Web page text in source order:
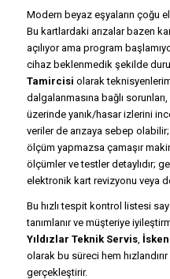
Modern beyaz eşyaların çoğu
Bu kartlardaki arızalar bazen
açılıyor ama program
cihaz beklenmedik şekilde
Tamircisi olarak
dalgalanmasına bağlı
üzerinde yanık/hasar izlerini
veriler de arızaya sebep
ölçüm yapmazsa çamaşır
ölçümler ve testler detaylıdır;
elektronik kart revizyonu veya
Bu hızlı tespit kontrol listesi
tanımlanır ve müşteriye
Yıldızlar Teknik Servis,
olarak bu süreci hem
gerçekleştirir.